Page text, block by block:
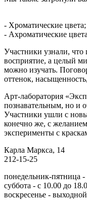
- Хроматические цвета;
- Ахроматические
Участники узнали, что
восприятие, а целый
можно изучать.
оттенок, насыщенность,
Арт-лаборатория
познавательным, но и
Участники ушли с
конечно же, с
эксперименты с
Карла Маркса, 14
212-15-25
понедельник-пятница -
суббота - с 10.00 до
воскресенье -